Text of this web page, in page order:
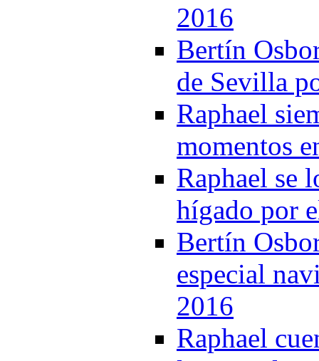
2016
Bertín
de Sevilla
Raphael
momentos
Raphael se
hígado por
Bertín
especial
2016
Raphael